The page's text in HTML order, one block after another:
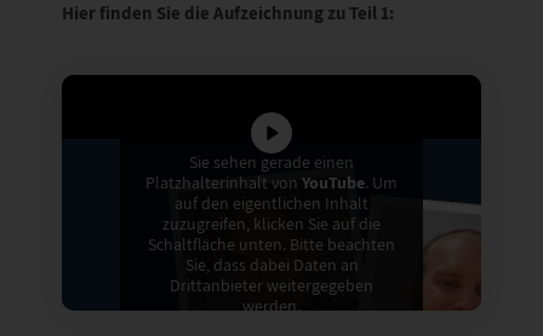
Hier finden Sie die Aufzeichnung zu Teil 1:
Sie sehen gerade einen
Platzhalterinhalt von YouTube. Um
auf den eigentlichen Inhalt
zuzugreifen, klicken Sie auf die
Schaltfläche unten. Bitte beachten
Sie, dass dabei Daten an
Drittanbieter weitergegeben
werden.